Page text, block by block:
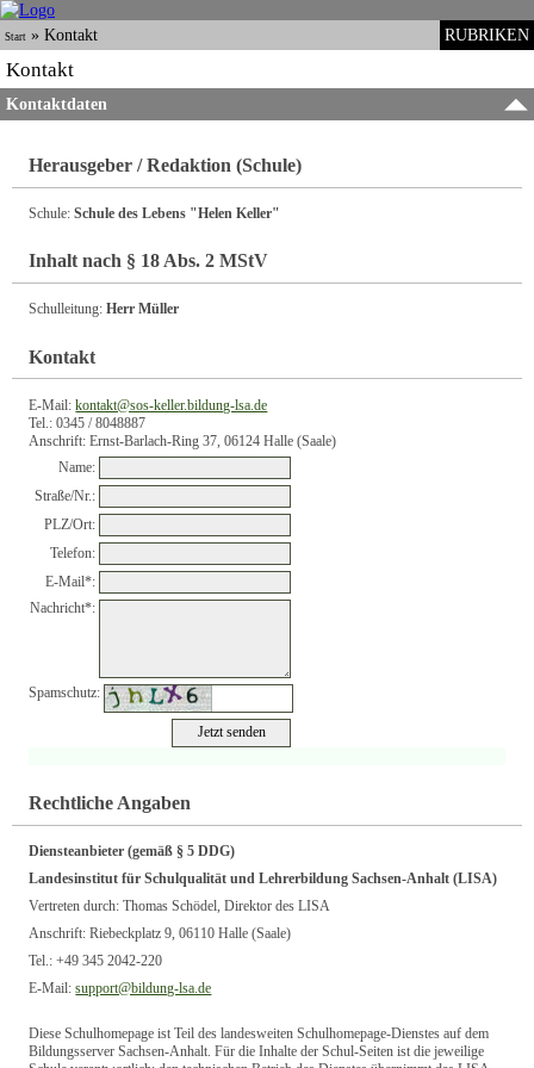
RUBRIKEN
Start » Kontakt
Kontakt
Kontaktdaten
Herausgeber / Redaktion (Schule)
Schule:Schule des Lebens "Helen Keller"
Inhalt nach § 18 Abs. 2 MStV
Schulleitung:Herr Müller
Kontakt
E-Mail:kontakt@sos-keller.bildung-lsa.de
Tel.: 0345 / 8048887
Anschrift: Ernst-Barlach-Ring 37, 06124 Halle (Saale)
Name:
Straße/Nr.:
PLZ/Ort:
Telefon:
E-Mail*:
Nachricht*:
Spamschutz:
Rechtliche Angaben
Diensteanbieter (gemäß § 5 DDG)
Landesinstitut für Schulqualität und Lehrerbildung Sachsen-Anhalt (LISA)
Vertreten durch: Thomas Schödel, Direktor des LISA
Anschrift: Riebeckplatz 9, 06110 Halle (Saale)
Tel.: +49 345 2042-220
E-Mail:support@bildung-lsa.de
Diese Schulhomepage ist Teil des landesweiten Schulhomepage-Dienstes auf dem
Bildungsserver Sachsen-Anhalt. Für die Inhalte der Schul-Seiten ist die jeweilige